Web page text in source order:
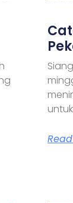
untuk